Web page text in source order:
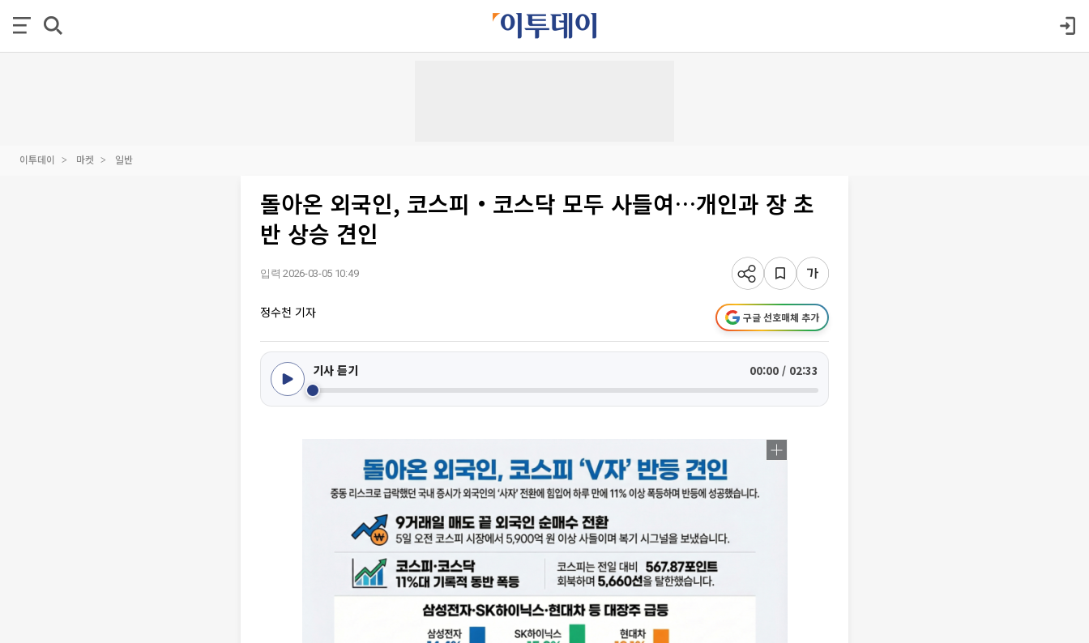
이투데이 마켓 일반
돌아온 외국인, 코스피‧코스닥 모두 사들여…개인과 장 초
반 상승 견인
입력 2026-03-05 10:49
정수천 기자 구글 선호매체 추가
기사 듣기 00:00 / 02:33